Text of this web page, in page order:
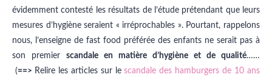
évidemment contesté les résultats de l’étude prétendant que leurs
mesures d’hygiène seraient « irréprochables ». Pourtant, rappelons
nous, l’enseigne de fast food préférée des enfants ne serait pas à
son premier scandale en matière d’hygiène et de qualité……
(==> Relire les articles sur lescandale des hamburgers de 10 ans